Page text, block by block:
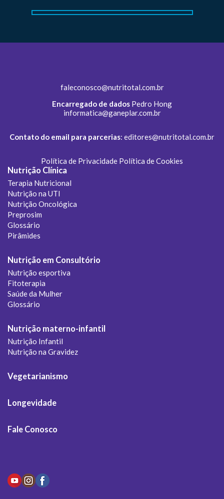
faleconosco@nutritotal.com.br
Encarregado de dados Pedro Hong
informatica@ganeplar.com.br
Contato do email para parcerias: editores@nutritotal.com.br
Política de Privacidade Política de Cookies
Nutrição Clínica
Terapia Nutricional
Nutrição na UTI
Nutrição Oncológica
Preprosim
Glossário
Pirâmides
Nutrição em Consultório
Nutrição esportiva
Fitoterapia
Saúde da Mulher
Glossário
Nutrição materno-infantil
Nutrição Infantil
Nutrição na Gravidez
Vegetarianismo
Longevidade
Fale Conosco